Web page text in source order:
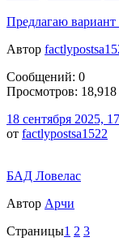
Предлагаю
Автор
Сообщений: 0
Просмотров: 18,918
18 сентября 2025,
от factlypostsa1522
БАД Ловелас
Автор Арчи
Страницы1 2 3